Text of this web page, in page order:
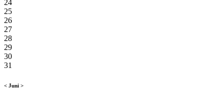
24
25
26
27
28
29
30
31
< Juni >